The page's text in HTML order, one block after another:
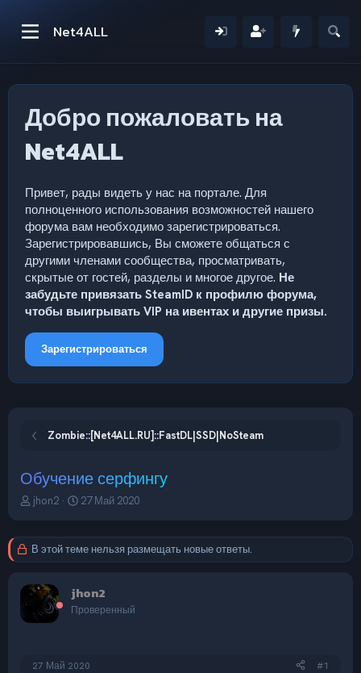
Net4ALL
Добро пожаловать на
Net4ALL
Привет, рады видеть у нас на портале. Для
полноценного использования возможностей нашего
форума вам необходимо зарегистрироваться.
Зарегистрировавшись, Вы сможете общаться с
другими членами сообщества, просматривать,
скрытые от гостей, разделы и многое другое. Не
забудьте привязать SteamID к профилю форума,
чтобы выигрывать VIP на ивентах и другие призы.
Зарегистрироваться
Zombie::[Net4ALL.RU]::FastDL|SSD|NoSteam
Обучение серфингу
А
о
е
jhon2
Д
а
л
27 Май 2020
В этой теме нельзя размещать новые ответы.
jhon2
Проверенный
27 Май 2020 #1